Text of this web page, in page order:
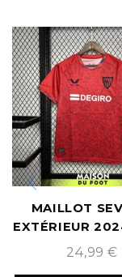
MAILLOT
EXTÉRIEUR
24,99 €